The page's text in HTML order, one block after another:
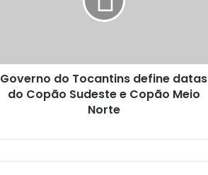
Governo do Tocantins define datas
do Copão Sudeste e Copão Meio
Norte